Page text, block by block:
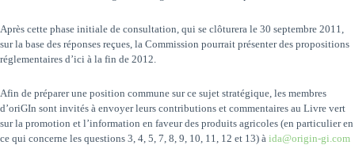
Après cette phase initiale de consultation, qui se clôturera le 30 septembre 2011,
sur la base des réponses reçues, la Commission pourrait présenter des propositions
réglementaires d’ici à la fin de 2012.
Afin de préparer une position commune sur ce sujet stratégique, les membres
d’oriGIn sont invités à envoyer leurs contributions et commentaires au Livre vert
sur la promotion et l’information en faveur des produits agricoles (en particulier en
ce qui concerne les questions 3, 4, 5, 7, 8, 9, 10, 11, 12 et 13) à ida@origin-gi.com